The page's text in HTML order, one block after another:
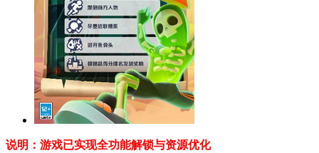
说明：游戏已实现全功能解锁与资源优化